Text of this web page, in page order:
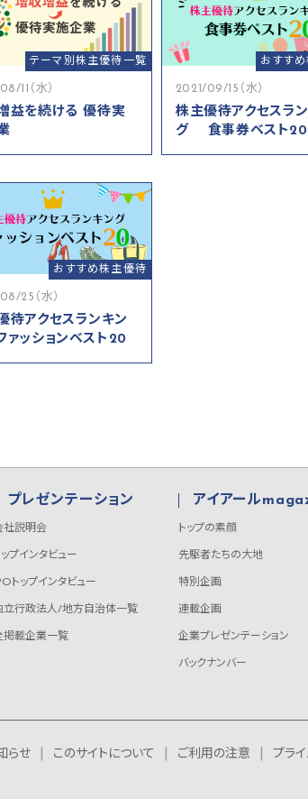
テーマ別株主優待一覧
11（水）
益を続ける 優待実
おすす
2021/09/15（水）
株主優待アクセスラ
グ 食事券ベスト20
おすすめ株主優待
25（水）
待アクセスランキン
ッションベスト20
プレゼンテーション
社説明会
ップインタビュー
トップインタビュー
立行政法人/地方自治体一覧
掲載企業一覧
アイアール
トップの素顔
先駆者たちの大地
特別企画
連載企画
企業プレゼンテーション
バックナンバー
らせ このサイトについて ご利用の注意 プラ